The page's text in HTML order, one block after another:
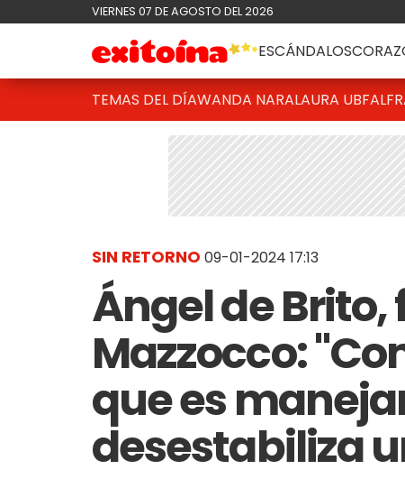
VIERNES 07 DE AGOSTO DEL 2026
ESCÁNDALOS
TEMAS DEL DÍAWANDA NARALAURA UBFAL
SIN RETORNO 09-01-2024 17:13
Ángel de
Mazzocco:
que es
desestabiliza